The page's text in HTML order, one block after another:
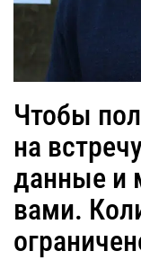
Чтобы
на
данные и
вами.